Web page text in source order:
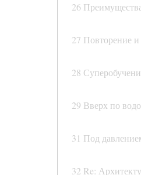
26
27 Повторение
28
29 Вверх по
31 Под
32 Re: